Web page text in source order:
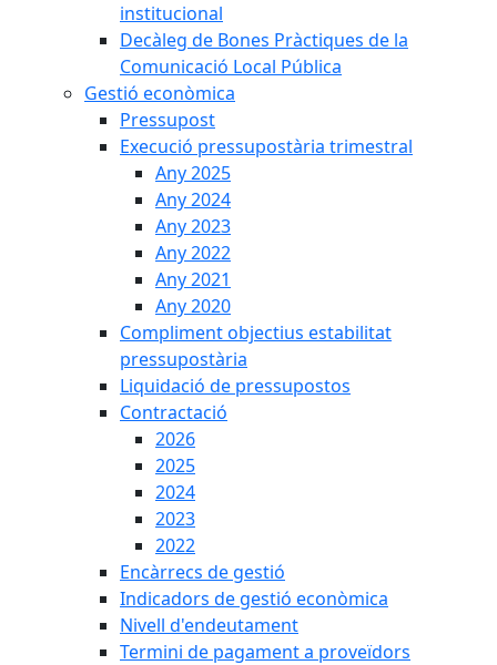
institucional
Decàleg de Bones Pràctiques de la
Comunicació Local Pública
Gestió econòmica
Pressupost
Execució pressupostària trimestral
Any 2025
Any 2024
Any 2023
Any 2022
Any 2021
Any 2020
Compliment objectius estabilitat
pressupostària
Liquidació de pressupostos
Contractació
2026
2025
2024
2023
2022
Encàrrecs de gestió
Indicadors de gestió econòmica
Nivell d'endeutament
Termini de pagament a proveïdors